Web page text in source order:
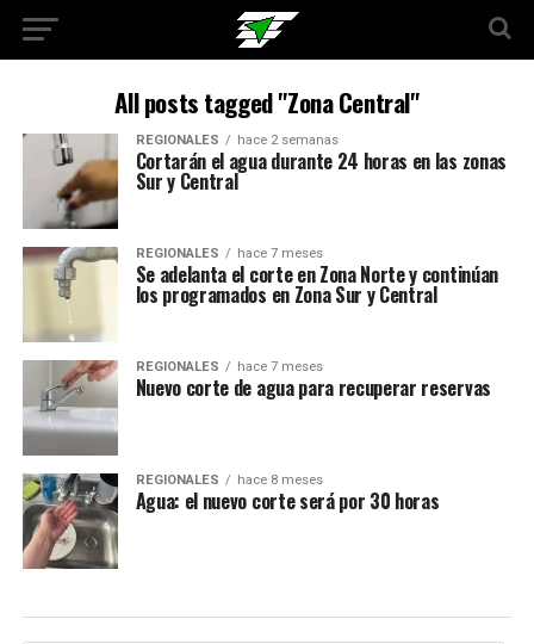
All posts tagged "Zona Central"
REGIONALES hace 2 semanas
Cortarán el agua durante 24 horas en las zonas
Sur y Central
REGIONALES hace 7 meses
Se adelanta el corte en Zona Norte y continúan
los programados en Zona Sur y Central
REGIONALES hace 7 meses
Nuevo corte de agua para recuperar reservas
REGIONALES hace 8 meses
Agua: el nuevo corte será por 30 horas